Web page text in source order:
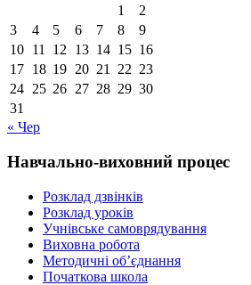
1
2
3
4 5 6 7 8
9
10 11 12 13 14 15 16
17 18 19 20 21 22 23
24 25 26 27 28 29 30
31
« Чер
Навчально-виховний процес
Розклад дзвінків
Розклад уроків
Учнівське самоврядування
Виховна робота
Методичні об’єднання
Початкова школа